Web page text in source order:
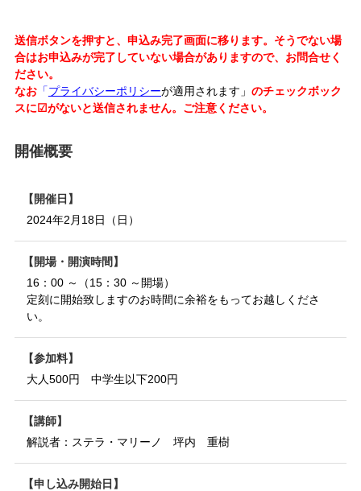
送信ボタンを押すと、申込み完了画面に移ります。そうでない場
合はお申込みが完了していない場合がありますので、お問合せく
ださい。
なお「プライバシーポリシーが適用されます」 のチェックボック
スに☑がないと送信されません。ご注意ください。
開催概要
開催日
2024年2月18日（日）
開場・開演時間
16：00 ～（15：30 ～開場）
定刻に開始致しますのお時間に余裕をもってお越しくださ
い。
参加料
大人500円 中学生以下200円
講師
解説者：ステラ・マリーノ 坪内 重樹
申し込み開始日